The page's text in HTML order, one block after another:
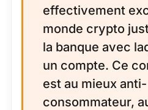
effectivement
monde crypto
la banque avec
un compte. Ce
est au mieux anti-
consommateur,